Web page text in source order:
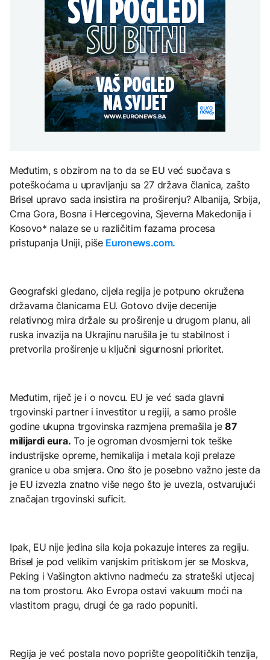
DRUŠTVO
Počela isplata penzija u
RS
Nuklearka Krško
smanjuje proizvodnju
zbog niskog vodostaja i
visokih temperatura
Save
Redovi na aerodromima i
graničnim prelazima u
EU: Koja je svrha EES
sistema ako se isključuje
čim je preopterećen?
BIZNIS
Skočile cijene nafte na
svjetskom tržištu, hoće li
se to odraziti na BiH
djece moraju platiti 942
miliona dolara
KULTURA
Rat i pijesak prijete
drevnim piramidama
Meroe u Sudanu
Rihanna radi na novom
albumu
Međutim, s obzirom na to da se EU već suočava s
poteškoćama u upravljanju sa 27 država članica, zašto
Brisel upravo sada insistira na proširenju? Albanija, Srbija,
Crna Gora, Bosna i Hercegovina, Sjeverna Makedonija i
Kosovo* nalaze se u različitim fazama procesa
pristupanja Uniji, piše Euronews.com.
Geografski gledano, cijela regija je potpuno okružena
državama članicama EU. Gotovo dvije decenije
relativnog mira držale su proširenje u drugom planu, ali
ruska invazija na Ukrajinu narušila je tu stabilnost i
pretvorila proširenje u ključni sigurnosni prioritet.
Međutim, riječ je i o novcu. EU je već sada glavni
trgovinski partner i investitor u regiji, a samo prošle
godine ukupna trgovinska razmjena premašila je 87
milijardi eura. To je ogroman dvosmjerni tok teške
industrijske opreme, hemikalija i metala koji prelaze
granice u oba smjera. Ono što je posebno važno jeste da
je EU izvezla znatno više nego što je uvezla, ostvarujući
značajan trgovinski suficit.
Ipak, EU nije jedina sila koja pokazuje interes za regiju.
Brisel je pod velikim vanjskim pritiskom jer se Moskva,
Peking i Vašington aktivno nadmeću za strateški utjecaj
na tom prostoru. Ako Evropa ostavi vakuum moći na
vlastitom pragu, drugi će ga rado popuniti.
Regija je već postala novo poprište geopolitičkih tenzija,